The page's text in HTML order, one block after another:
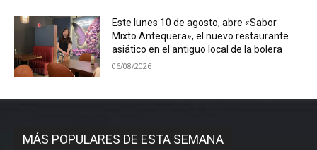
Este lunes 10 de agosto, abre «Sabor
Mixto Antequera», el nuevo restaurante
asiático en el antiguo local de la bolera
06/08/2026
MÁS POPULARES DE ESTA SEMANA